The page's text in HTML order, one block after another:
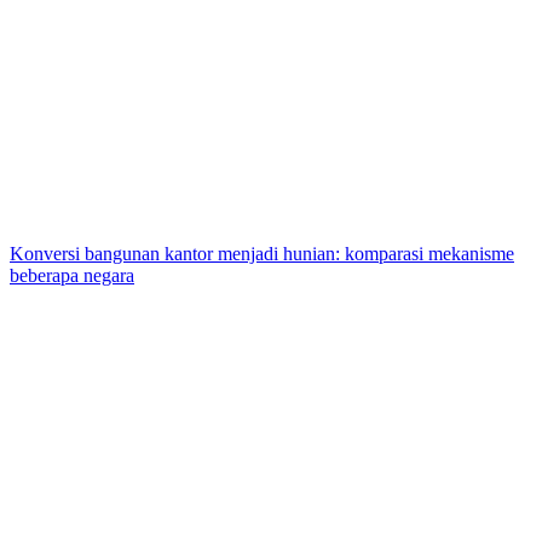
Konversi bangunan kantor menjadi hunian: komparasi mekanisme
beberapa negara